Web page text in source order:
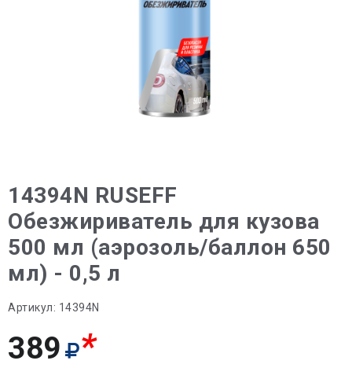
14394N RUSEFF
Обезжириватель для кузова
500 мл (аэрозоль/баллон 650
мл) - 0,5 л
Артикул: 14394N
389 *